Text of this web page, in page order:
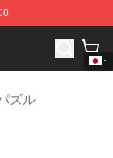
Shop
ズル